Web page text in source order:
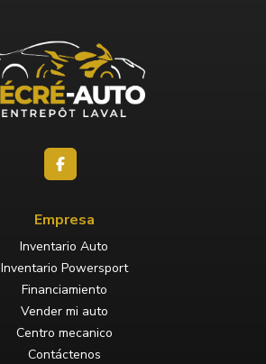
Empresa
Inventario Auto
Inventario Powersport
Financiamiento
Vender mi auto
Centro mecanico
Contáctenos